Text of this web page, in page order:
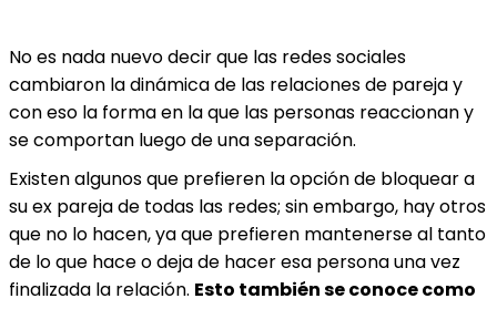
No es nada nuevo decir que las redes sociales
cambiaron la dinámica de las relaciones de pareja y
con eso la forma en la que las personas reaccionan y
se comportan luego de una separación.
Existen algunos que prefieren la opción de bloquear a
su ex pareja de todas las redes; sin embargo, hay otros
que no lo hacen, ya que prefieren mantenerse al tanto
de lo que hace o deja de hacer esa persona una vez
finalizada la relación. Esto también se conoce como